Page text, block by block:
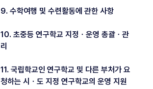
9. 수학여행 및 수련활동에 관한 사항
10. 초중등 연구학교 지정ㆍ운영 총괄ㆍ관
리
11. 국립학교인 연구학교 및 다른 부처가 요
청하는 시ㆍ도 지정 연구학교의 운영 지원